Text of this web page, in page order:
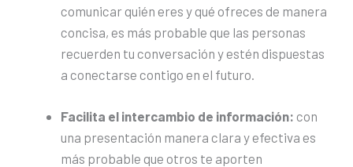
comunicar quién eres y qué ofreces de manera
concisa, es más probable que las personas
recuerden tu conversación y estén dispuestas
a conectarse contigo en el futuro.
Facilita el intercambio de información: con
una presentación manera clara y efectiva es
más probable que otros te aporten